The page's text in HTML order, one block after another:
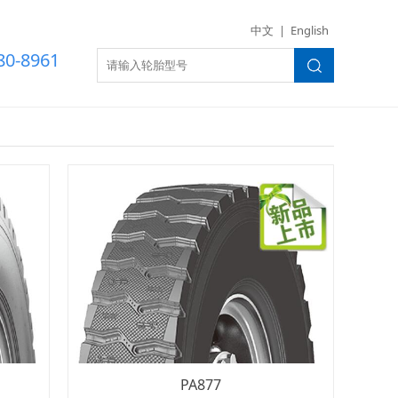
杯（美国） 中文 | English
8961
PA877